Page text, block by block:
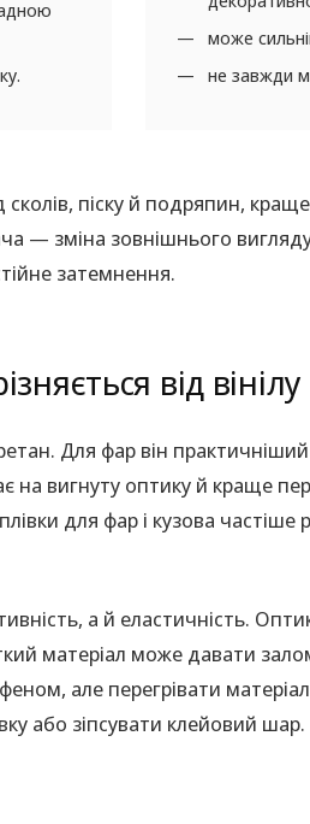
може
не завжди
піску й подряпин,
— зміна зовнішнього
затемнення.
від вінілу
Для фар він
на вигнуту оптику й краще
для фар і кузова частіше
а й еластичність.
матеріал може давати
але перегрівати
або зіпсувати клейовий шар.